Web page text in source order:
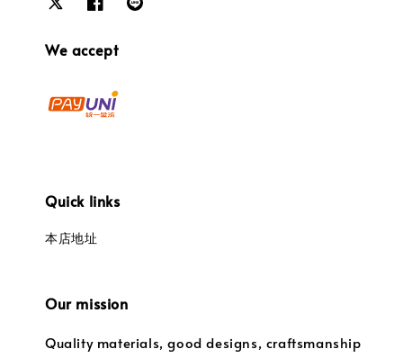
We accept
Quick links
本店地址
Our mission
Quality materials, good designs, craftsmanship